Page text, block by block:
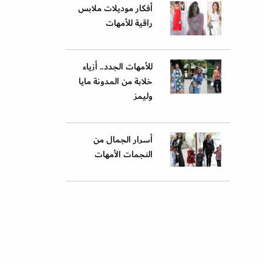
أفكار موديلات ملابس
راقية للأمهات
للأمهات الجدد.. أزياء
خلابة من المدونة مايا
وليمز
أسرار الجمال من
النجمات الأمهات